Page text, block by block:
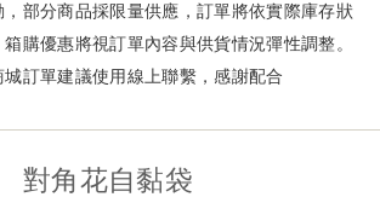
部分商品採限量供應，訂單將依實際庫存狀
購優惠將視訂單內容與供貨情況彈性調整。
訂單建議使用線上聯繫，感謝配合
對角花自黏袋